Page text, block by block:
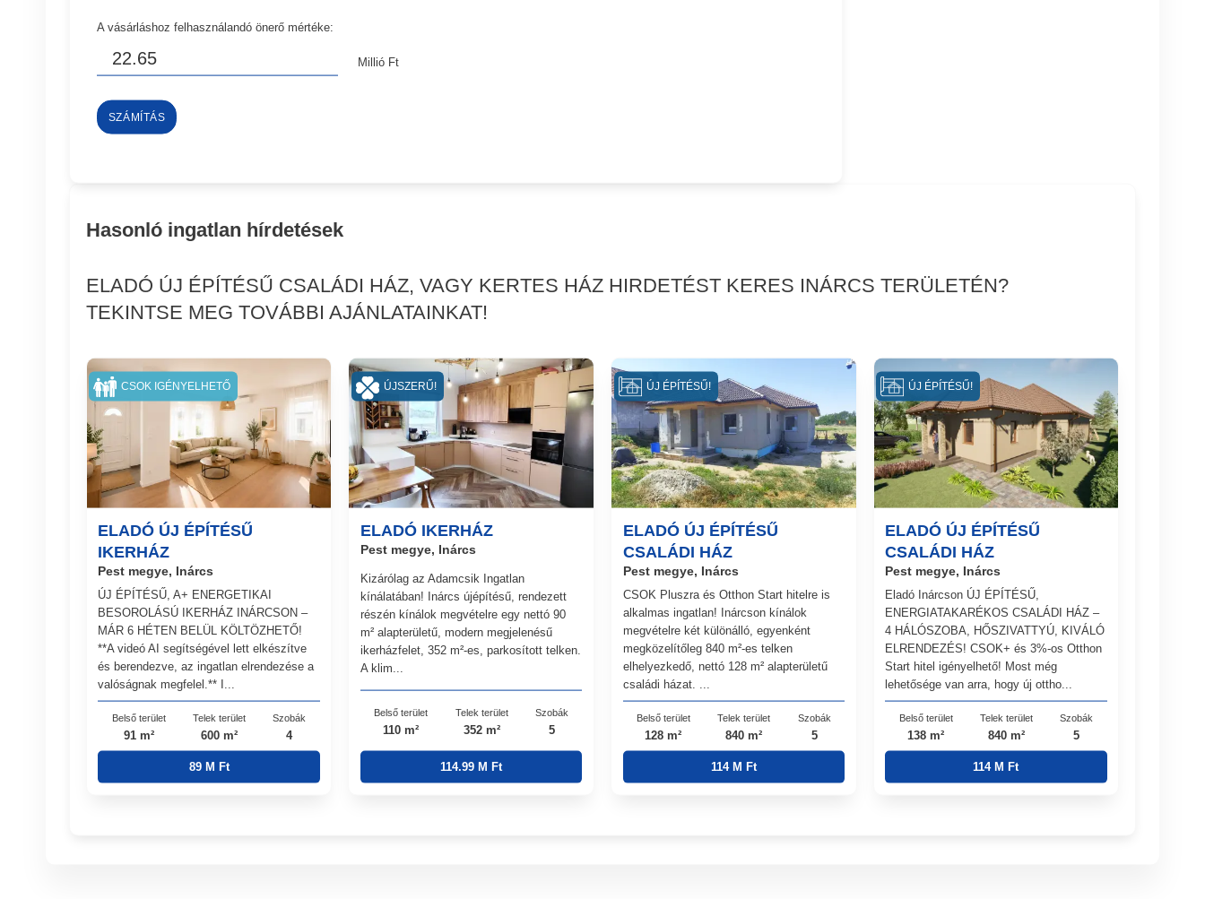
A vásárláshoz felhasználandó önerő mértéke:
Millió Ft
SZÁMÍTÁS
Hasonló ingatlan hírdetések
ELADÓ ÚJ ÉPÍTÉSŰ CSALÁDI HÁZ, VAGY KERTES HÁZ HIRDETÉST KERES INÁRCS TERÜLETÉN?
TEKINTSE MEG TOVÁBBI AJÁNLATAINKAT!
ELADÓ ÚJ ÉPÍTÉSŰ
IKERHÁZ
Pest megye, Inárcs
ÚJ ÉPÍTÉSŰ, A+ ENERGETIKAI
BESOROLÁSÚ IKERHÁZ INÁRCSON –
MÁR 6 HÉTEN BELÜL KÖLTÖZHETŐ!
**A videó AI segítségével lett elkészítve
és berendezve, az ingatlan elrendezése a
valóságnak megfelel.** I...
Belső terület
91 m²
Telek terület
600 m²
Szobák
4
89 M Ft
CSOK IGÉNYELHETŐ
ELADÓ IKERHÁZ
Pest megye, Inárcs
Kizárólag az Adamcsik Ingatlan
kínálatában! Inárcs újépítésű, rendezett
részén kínálok megvételre egy nettó 90
m² alapterületű, modern megjelenésű
ikerházfelet, 352 m²-es, parkosított telken.
A klim...
Belső terület
110 m²
Telek terület
352 m²
Szobák
5
114.99 M Ft
ÚJSZERŰ!
ELADÓ ÚJ ÉPÍTÉSŰ
CSALÁDI HÁZ
Pest megye, Inárcs
CSOK Pluszra és Otthon Start hitelre is
alkalmas ingatlan! Inárcson kínálok
megvételre két különálló, egyenként
megközelítőleg 840 m²-es telken
elhelyezkedő, nettó 128 m² alapterületű
családi házat. ...
Belső terület
128 m²
Telek terület
840 m²
Szobák
5
114 M Ft
ÚJ ÉPÍTÉSŰ!
ELADÓ ÚJ ÉPÍTÉSŰ
CSALÁDI HÁZ
Pest megye, Inárcs
Eladó Inárcson ÚJ ÉPÍTÉSŰ,
ENERGIATAKARÉKOS CSALÁDI HÁZ –
4 HÁLÓSZOBA, HŐSZIVATTYÚ, KIVÁLÓ
ELRENDEZÉS! CSOK+ és 3%-os Otthon
Start hitel igényelhető! Most még
lehetősége van arra, hogy új ottho...
Belső terület
138 m²
Telek terület
840 m²
Szobák
5
114 M Ft
ÚJ ÉPÍTÉSŰ!